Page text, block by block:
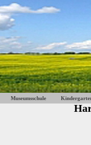
Museumsschule